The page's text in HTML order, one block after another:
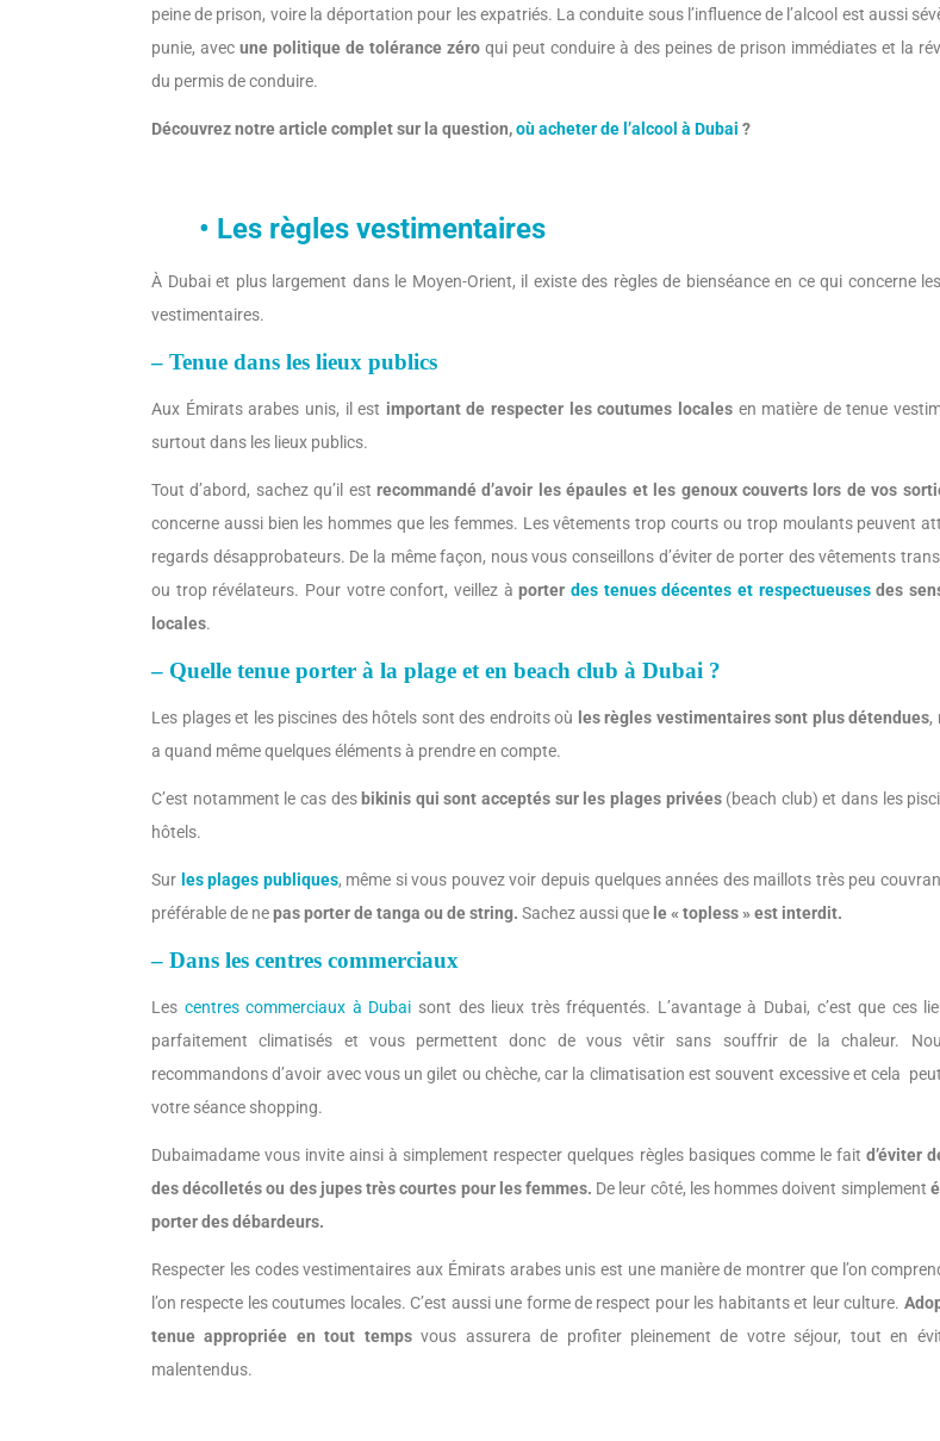
peine de prison, voire la déportation pour les expatriés. La conduite sous l’influence de l’alcool est aussi
punie, avec une politique de tolérance zéro qui peut conduire à des peines de prison immédiates et la
du permis de conduire.
Découvrez notre article complet sur la question,où acheter de l’alcool à Dubai ?
• Les règles vestimentaires
À Dubai et plus largement dans le Moyen-Orient, il existe des règles de bienséance en ce qui concerne
vestimentaires.
– Tenue dans les lieux publics
Aux Émirats arabes unis, il est important de respecter les coutumes localesen matière de tenue
surtout dans les lieux publics.
Tout d’abord, sachez qu’il estrecommandé d’avoir les épaules et les genoux couverts lors de vos
concerne aussi bien les hommes que les femmes. Les vêtements trop courts ou trop moulants peuvent
regards désapprobateurs. De la même façon, nous vous conseillons d’éviter de porter des vêtements
ou trop révélateurs. Pour votre confort, veillez àporterdes tenues décentes et respectueusesdes
locales.
– Quelle tenue porter à la plage et en beach club à Dubai ?
Les plages et les piscines des hôtels sont des endroits où les règles vestimentaires sont plus détendues,
a quand même quelques éléments à prendre en compte.
C’est notamment le cas des bikinis qui sont acceptés sur les plages privées(beach club) et dans les
hôtels.
Sur les plages publiques, même si vous pouvez voir depuis quelques années des maillots très peu
préférable de nepas porter de tanga ou de string. Sachez aussi que le « topless » est interdit.
– Dans les centres commerciaux
Les centres commerciaux à Dubai sont des lieux très fréquentés. L’avantage à Dubai, c’est que ces
parfaitement climatisés et vous permettent donc de vous vêtir sans souffrir de la chaleur.
recommandons d’avoir avec vous un gilet ou chèche, car la climatisation est souvent excessive et cela
votre séance shopping.
Dubaimadame vous invite ainsi à simplement respecter quelques règles basiques comme le fait d’éviter
des décolletés ou des jupes très courtes pour les femmes. De leur côté, les hommes doivent simplement
porter des débardeurs.
Respecter les codes vestimentaires aux Émirats arabes unis est une manière de montrer que l’on
l’on respecte les coutumes locales. C’est aussi une forme de respect pour les habitants et leur culture.
tenue appropriée en tout tempsvous assurera de profiter pleinement de votre séjour, tout en
malentendus.